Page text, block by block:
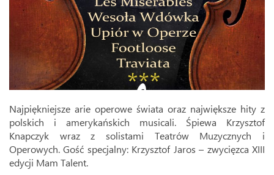
Najpiękniejsze arie operowe świata oraz największe hity z
polskich i amerykańskich musicali. Śpiewa Krzysztof
Knapczyk wraz z solistami Teatrów Muzycznych i
Operowych. Gość specjalny: Krzysztof Jaros – zwycięzca XIII
edycji Mam Talent.